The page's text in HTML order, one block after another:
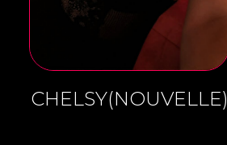
CHELSY(NOUVELLE)